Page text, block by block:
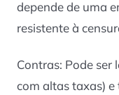
depende de uma
resistente à
Contras: Pode ser
com altas taxas)